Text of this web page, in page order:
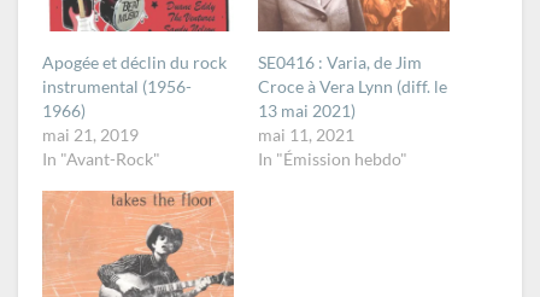
Apogée et déclin du rock
instrumental (1956-
1966)
mai 21, 2019
In "Avant-Rock"
SE0416 : Varia, de Jim
Croce à Vera Lynn (diff. le
13 mai 2021)
mai 11, 2021
In "Émission hebdo"